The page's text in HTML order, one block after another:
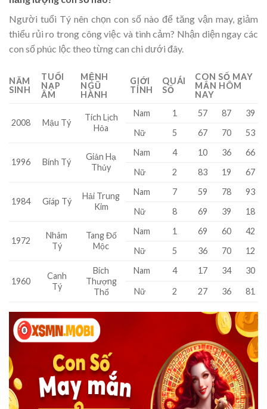
Người tuổi Tý nên chọn con số nào để tăng vận may, giảm
thiểu rủi ro trong công việc và tình cảm? Nhận diện ngay các
con số phúc lộc theo từng can chi dưới đây.
NĂM
SINH
TUỔI
NẠP
ÂM
MỆNH
NGŨ
HÀNH
GIỚI
TÍNH
QUÁI
SỐ
CON SỐ MAY
MẮN HÔM
NAY
2008 Mậu Tý
Tích Lịch
Hỏa
Nam 1 57 87
39
Nữ
5 67 70 53
1996 Bính Tý
Giản Hạ
Thủy
Nam 4 10 36
66
Nữ
2 83 19 67
1984 Giáp Tý
Hải Trung
Kim
Nam 7 59 78
93
Nữ
8 69 39 18
1972
Nhâm
Tý
Tang Đố
Mộc
Nam 1 69 60
42
Nữ
5 36 70 12
1960
Canh
Tý
Bích
Thượng
Thổ
Nam 4 17 34 30
Nữ 2 27 36 81